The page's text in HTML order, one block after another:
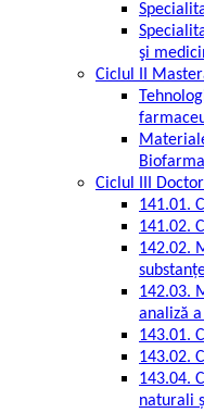
şi
Ciclul II
Ciclul III
141.01.
141.02.
142.02.
142.03.
analiză
143.01.
143.02.
143.04.
naturali